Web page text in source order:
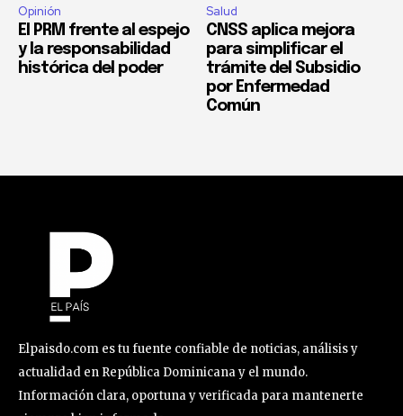
Opinión
El PRM frente al espejo
y la responsabilidad
histórica del poder
Salud
CNSS aplica mejora
para simplificar el
trámite del Subsidio
por Enfermedad
Común
Elpaisdo.com es tu fuente confiable de noticias, análisis y
actualidad en República Dominicana y el mundo.
Información clara, oportuna y verificada para mantenerte